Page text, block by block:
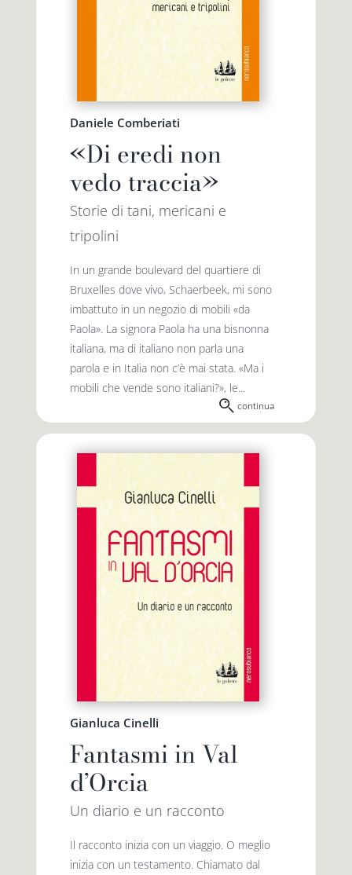
Daniele Comberiati
«Di eredi non
vedo traccia»
Storie di tani, mericani e
tripolini
In un grande boulevard del quartiere di
Bruxelles dove vivo, Schaerbeek, mi sono
imbattuto in un negozio di mobili «da
Paola». La signora Paola ha una bisnonna
italiana, ma di italiano non parla una
parola e in Italia non c’è mai stata. «Ma i
mobili che vende sono italiani?», le...
continua
Gianluca Cinelli
Fantasmi in Val
d’Orcia
Un diario e un racconto
Il racconto inizia con un viaggio. O meglio
inizia con un testamento. Chiamato dal